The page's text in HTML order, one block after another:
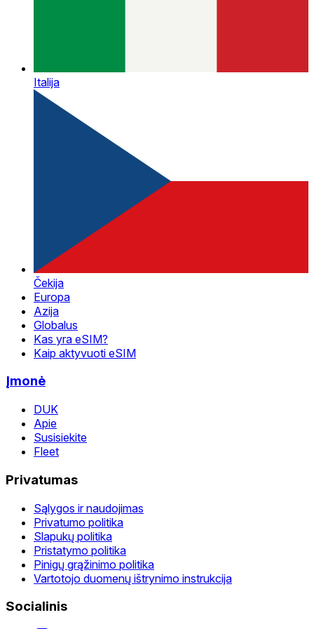
Italija
Čekija
Europa
Azija
Globalus
Kas yra eSIM?
Kaip aktyvuoti eSIM
Įmonė
DUK
Apie
Susisiekite
Fleet
Privatumas
Sąlygos ir naudojimas
Privatumo politika
Slapukų politika
Pristatymo politika
Pinigų grąžinimo politika
Vartotojo duomenų ištrynimo instrukcija
Socialinis